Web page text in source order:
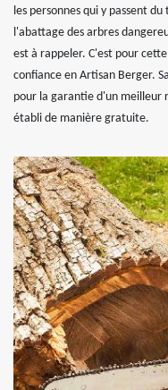
les personnes qui y passent
l'abattage des arbres
est à rappeler. C'est pour
confiance en Artisan Berger.
pour la garantie d'un meilleur
établi de manière gratuite.